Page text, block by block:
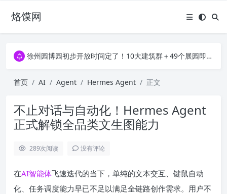
烙馍网16796个OpenClaw Skills合集下载｜总2.7G，压缩后仅738M，覆盖全场景技能
徐州园博园初步开放时间定了！10大建筑群＋49个展园即将亮相！
徐州园博园初步开放时间定了！10大建筑群＋49个展园即将亮相！
首页 AI Agent Hermes Agent 正文
不止对话与自动化！Hermes Agent
正式解锁全品类文生图能力
289次阅读 没有评论
在AI智能体飞速迭代的当下，单纯的文本交互、键鼠自动
化、任务调度能力早已不足以满足全链路创作需求。用户不